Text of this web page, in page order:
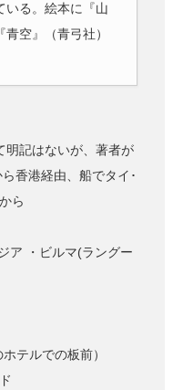
いる。絵本に『山
空』（青弓社）
明記はないが、著者が
香港経由、船でタイ･
ら
ア ・ビルマ(ラングー
テルでの板前）